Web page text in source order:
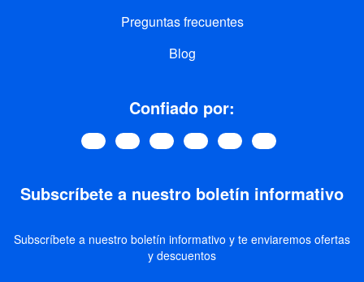
Preguntas frecuentes
Blog
Confiado por:
Subscríbete a nuestro boletín informativo
Subscríbete a nuestro boletín informativo y te enviaremos ofertas
y descuentos